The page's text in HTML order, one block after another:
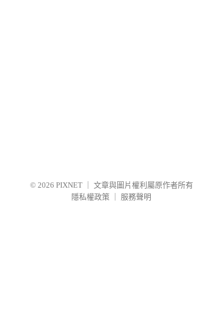
© 2026 PIXNET
文章與圖片權利屬原作者所有
隱私權政策
服務聲明